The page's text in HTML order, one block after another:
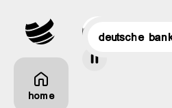
home
wcd 2027 | june 4-6 2027 |
deutsche